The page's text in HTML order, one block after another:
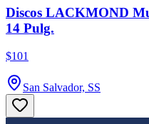
Discos LACKMOND
14 Pulg.
$101
San Salvador, SS